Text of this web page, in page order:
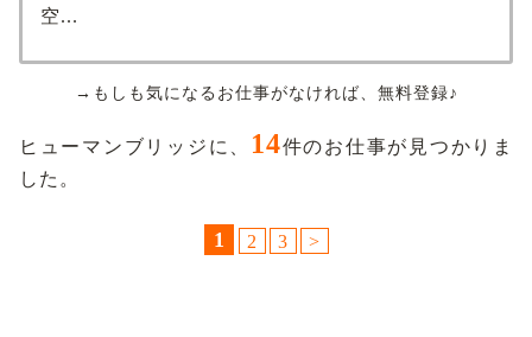
空...
→もしも気になるお仕事がなければ、無料登録♪
ヒューマンブリッジに、 14件のお仕事が見つかりま
した。
1 2 3 >